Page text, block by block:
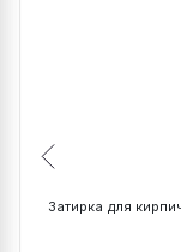
1,4 НФ (250х120х88
Затирка для